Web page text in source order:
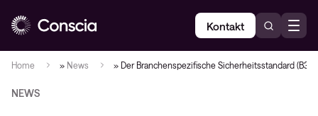
Kontakt
Home » News » Der Branchenspezifische Sicherheitsstandard (B3S)
NEWS